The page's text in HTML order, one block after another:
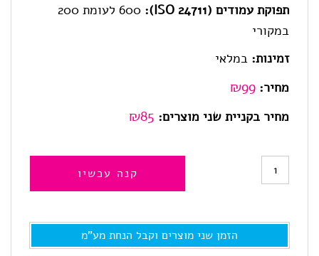
תפוקת עמודים (ISO 24711):
600 לעומת 200
במקורי
זמינות:במלאי
מחיר:
₪99
מחיר בקניית שני מוצרים: ₪85
כמות
305XXL
ל-
קנה עכשיו
הזמן שני מוצרים וקבל הנחת מע"מ